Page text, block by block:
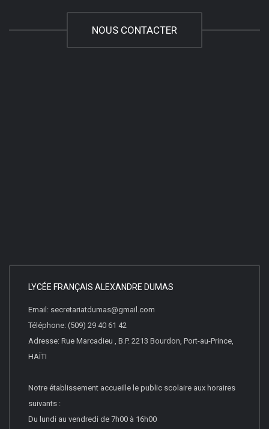
NOUS CONTACTER
LYCÉE FRANÇAIS ALEXANDRE DUMAS
Email: secretariatdumas@gmail.com
Téléphone: (509) 29 40 61 42
Adresse: Rue Marcadieu , B.P. 2213 Bourdon, Port-au-Prince,
HAÏTI
Notre établissement accueille le public scolaire aux horaires
suivants :
Du lundi au vendredi de 7h00 à 16h00